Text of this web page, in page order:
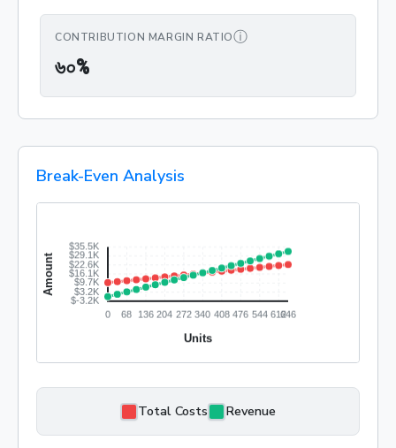
CONTRIBUTION MARGIN RATIOⓘ
৬০%৬০%
Break-Even Analysis
Total Costs Revenue